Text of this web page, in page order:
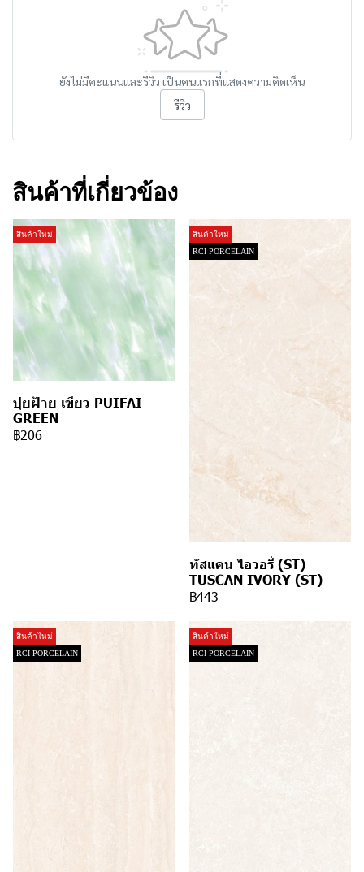
ยังไม่มีคะแนนและรีวิว เป็นคนแรกที่แสดงความคิดเห็น
รีวิว
สินค้าที่เกี่ยวข้อง
สินค้าใหม่
ปุยฝ้าย เขียว PUIFAI
GREEN
฿206
สินค้าใหม่
RCI PORCELAIN
ทัสแคน ไอวอรี่ (ST)
TUSCAN IVORY (ST)
฿443
สินค้าใหม่
RCI PORCELAIN
สินค้าใหม่
RCI PORCELAIN